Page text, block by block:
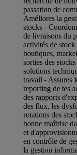
passation de
Améliores la
stocks -
de livraisons du
activités de
boutiques,
sorties des
solutions
travail - Assures
reporting de tes
des rapports
des flux, les
rotations des
bonne maîtrise
et
en contrôle de
la gestion